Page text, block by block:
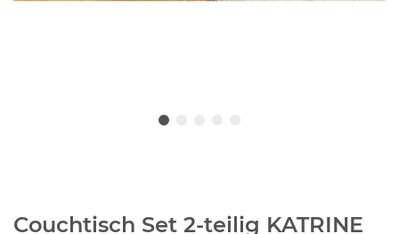
Couchtisch Set 2-teilig KATRINE